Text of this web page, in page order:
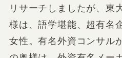
リサーチしましたが、東
様は、語学堪能、超有名
女性。有名外資コンサル